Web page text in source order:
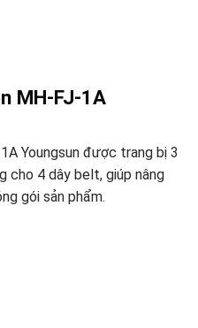
MH-FJ-1A
Youngsun được trang bị 3
cho 4 dây belt, giúp nâng
gói sản phẩm.